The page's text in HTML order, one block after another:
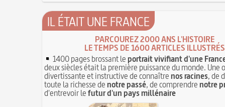
IL ÉTAIT UNE FRANCE
PARCOUREZ 2000 ANS L'HISTOIRE
LE TEMPS DE 1600 ARTICLES ILLUSTRÉS
1400 pages brossant leportrait vivifiant d'une
deux siècles était la première puissance du monde. Une
divertissante et instructive de connaîtrenos racines, de
toute la richesse denotre passé, de comprendrenotre
d'entrevoir lefutur d'un pays millénaire